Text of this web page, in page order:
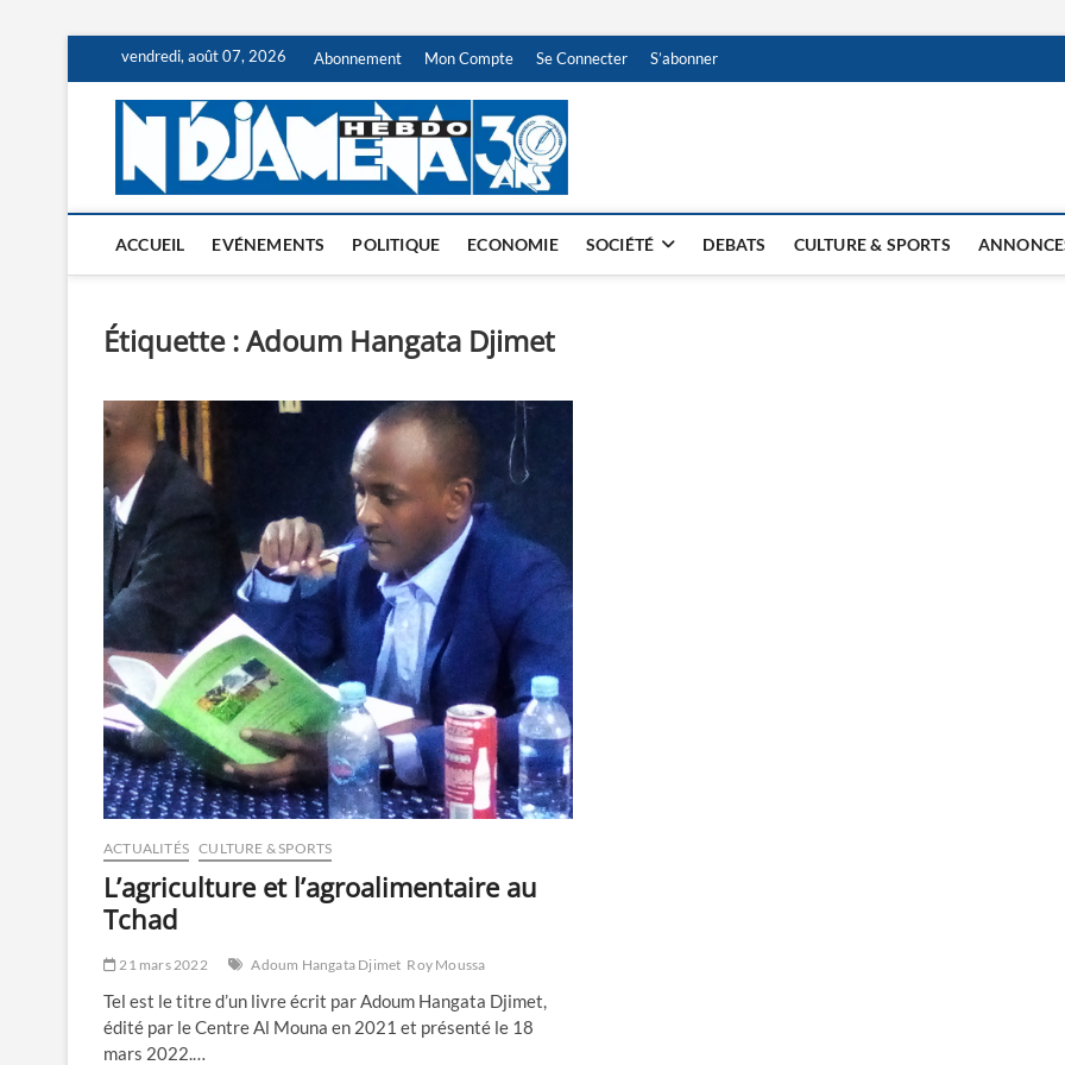
content
vendredi, août 07, 2026 Abonnement Mon Compte Se Connecter S’abonner
NDJAMENA HEBDO
ACCUEIL EVÉNEMENTS POLITIQUE ECONOMIE SOCIÉTÉ DEBATS CULTURE & SPORTS
Étiquette :Adoum Hangata Djimet
ACTUALITÉS CULTURE & SPORTS
L’agriculture et l’agroalimentaire au
Tchad
21 mars 2022 Adoum Hangata Djimet Roy Moussa
Tel est le titre d’un livre écrit par Adoum Hangata Djimet,
édité par le Centre Al Mouna en 2021 et présenté le 18
mars 2022.…